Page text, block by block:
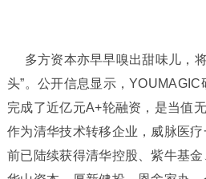
多方资本亦早早嗅出甜味儿，
头”。公开信息显示，
完成了近亿元A+轮融资，是当值无
作为清华技术转移企业，威脉医
前已陆续获得清华控股、紫牛基金